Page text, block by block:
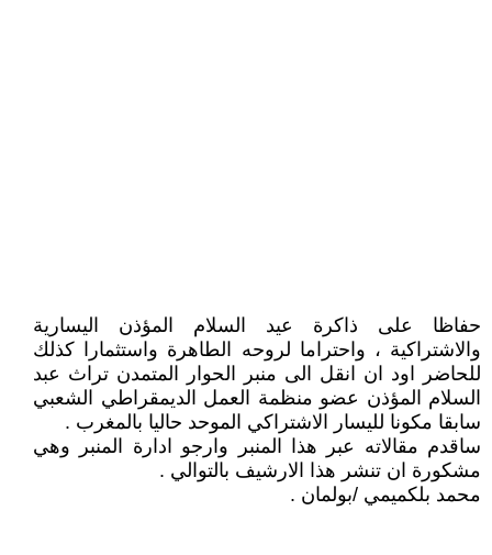
حفاظا على ذاكرة عيد السلام المؤذن اليسارية
والاشتراكية ، واحتراما لروحه الطاهرة واستثمارا كذلك
للحاضر اود ان انقل الى منبر الحوار المتمدن تراث عبد
السلام المؤذن عضو منظمة العمل الديمقراطي الشعبي
سابقا مكونا لليسار الاشتراكي الموحد حاليا بالمغرب .
ساقدم مقالاته عبر هذا المنبر وارجو ادارة المنبر وهي
مشكورة ان تنشر هذا الارشيف بالتوالي .
محمد بلكميمي /بولمان .